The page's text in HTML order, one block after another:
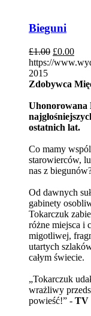
Bieguni
£1.00 £0.00
https://
2015
Zdobywca
Uhonorowana
ostatnich lat.
Co mamy
starowierców,
nas z
Od dawnych
gabinety
Tokarczuk
różne miejsca i
migotliwej,
utartych
całym świecie.
„Tokarczuk
wrażliwy
powieść!” - TV